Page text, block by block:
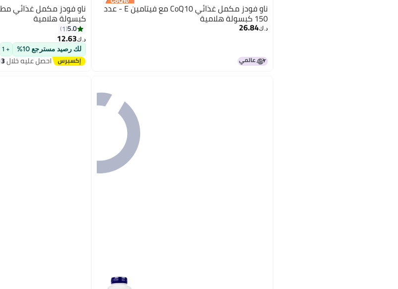
ناو فودز مكمل غذائي CoQ10 مع فيتامين E - عدد
150 كبسولة هلامية
د.ك‏26.84
كبسولة هلامية
5.0
1
د.ك‏12.63
لك رصيد مسترجع 10% + 1
احصل عليه خلال13 -